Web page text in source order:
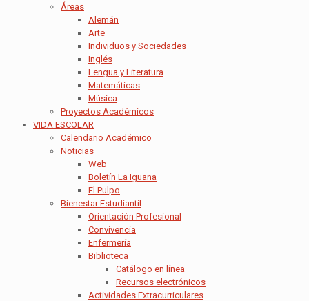
Áreas
Alemán
Arte
Individuos y Sociedades
Inglés
Lengua y Literatura
Matemáticas
Música
Proyectos Académicos
VIDA ESCOLAR
Calendario Académico
Noticias
Web
Boletín La Iguana
El Pulpo
Bienestar Estudiantil
Orientación Profesional
Convivencia
Enfermería
Biblioteca
Catálogo en línea
Recursos electrónicos
Actividades Extracurriculares